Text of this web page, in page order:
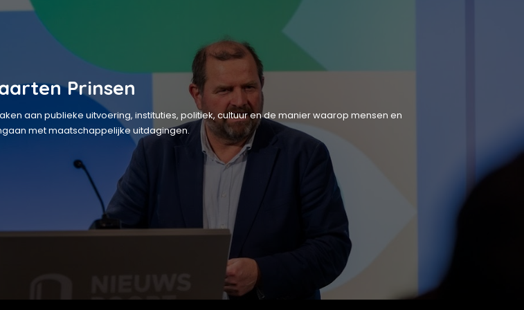
Prinsen
aan publieke uitvoering, instituties, politiek, cultuur en de manier waarop mensen en
met maatschappelijke uitdagingen.